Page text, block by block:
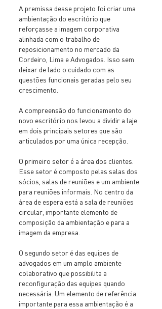
A premissa desse projeto foi criar uma
ambientação do escritório que
reforçasse a imagem corporativa
alinhada com o trabalho de
reposicionamento no mercado da
Cordeiro, Lima e Advogados. Isso sem
deixar de lado o cuidado com as
questões funcionais geradas pelo seu
crescimento.
A compreensão do funcionamento do
novo escritório nos levou a dividir a laje
em dois principais setores que são
articulados por uma única recepção.
O primeiro setor é a área dos clientes.
Esse setor é composto pelas salas dos
sócios, salas de reuniões e um ambiente
para reuniões informais. No centro da
área de espera está a sala de reuniões
circular, importante elemento de
composição da ambientação e para a
imagem da empresa.
O segundo setor é das equipes de
advogados em um amplo ambiente
colaborativo que possibilita a
reconfiguração das equipes quando
necessária. Um elemento de referência
importante para essa ambientação é a